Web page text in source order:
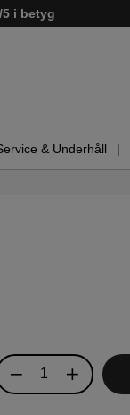
5 i betyg
& Underhåll